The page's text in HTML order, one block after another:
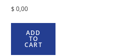
$ 0,00
ADD
TO
CART